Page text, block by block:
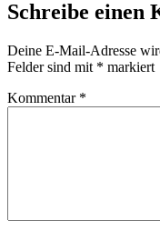
Schreibe einen
Deine E-Mail-Adresse
Felder sind mit * markiert
Kommentar *